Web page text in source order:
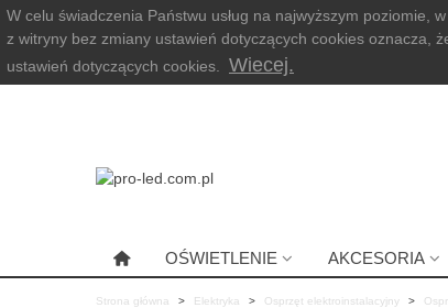
W celu świadczenia Państwu usług na najwyższym poziomie,
z witryny bez zmiany ustawień dotyczących cookies oznacza,
ustawień dotyczących cookies.
Wiecej.
OŚWIETLENIE AKCESORIA
Strona główna > Elektryka > Osprzęt elektroinstalacyjny >